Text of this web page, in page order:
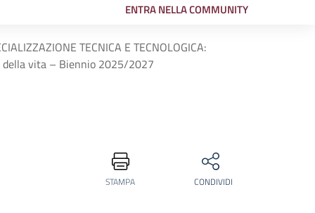
ENTRA NELLA COMMUNITY
TECNICA E TECNOLOGICA:
della vita – Biennio 2025/2027
STAMPA CONDIVIDI